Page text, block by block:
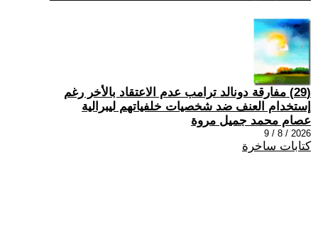
(29) مفارقة دونالد ترامب عدم الاعتقاد بالأخر رغم
إستخدام العنف ضد شخصيات خلفياتهم ليبرالية
عصام محمد جميل مروة
2026 / 8 / 9
كتابات ساخرة